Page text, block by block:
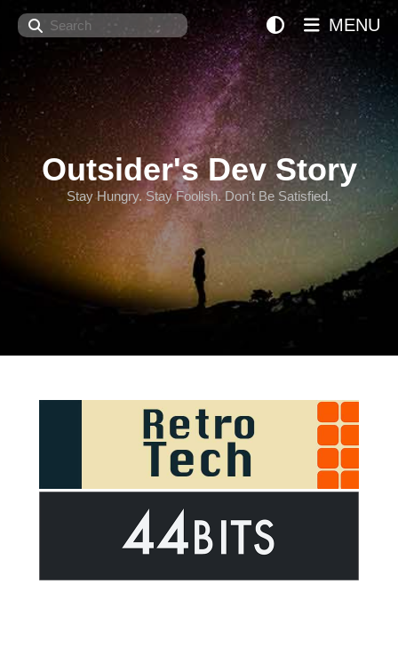
Search
Outsider's Dev Story
Stay Hungry. Stay Foolish. Don't Be Satisfied.
MENU